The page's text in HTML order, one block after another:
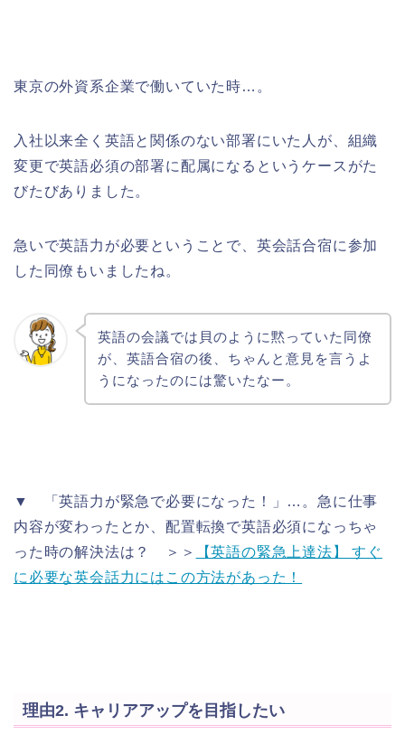
東京の外資系企業で働いていた時…。
入社以来全く英語と関係のない部署にいた人が、組織
変更で英語必須の部署に配属になるというケースがた
びたびありました。
急いで英語力が必要ということで、英会話合宿に参加
した同僚もいましたね。
英語の会議では貝のように黙っていた同僚
が、英語合宿の後、ちゃんと意見を言うよ
うになったのには驚いたなー。
▼ 「英語力が緊急で必要になった！」…。急に仕事
内容が変わったとか、配置転換で英語必須になっちゃ
った時の解決法は？ ＞＞
【英語の緊急上達法】 すぐ
に必要な英会話力にはこの方法があった！
理由2. キャリアアップを目指したい